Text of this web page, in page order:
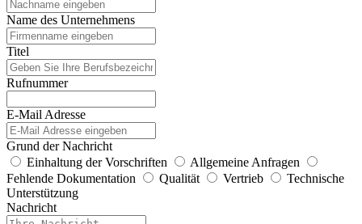
Name des Unternehmens
Titel
Rufnummer
E-Mail Adresse
Grund der Nachricht
Einhaltung der Vorschriften
Allgemeine Anfragen
Fehlende Dokumentation
Qualität Vertrieb
Technische
Unterstützung
Nachricht